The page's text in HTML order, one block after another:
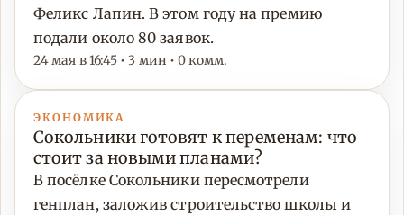
Феликс Лапин. В этом году на премию
подали около 80 заявок.
24 мая в 16:45 • 3 мин • 0 комм.
ЭКОНОМИКА
Сокольники готовят к переменам: что
стоит за новыми планами?
В посёлке Сокольники пересмотрели
генплан, заложив строительство школы и